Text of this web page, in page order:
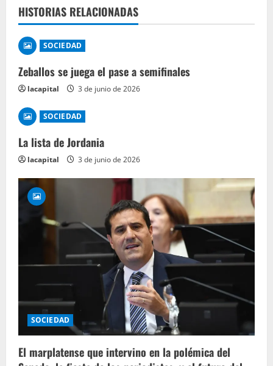
HISTORIAS RELACIONADAS
SOCIEDAD
Zeballos se juega el pase a semifinales
lacapital 3 de junio de 2026
SOCIEDAD
La lista de Jordania
lacapital 3 de junio de 2026
SOCIEDAD
El marplatense que intervino en la polémica del